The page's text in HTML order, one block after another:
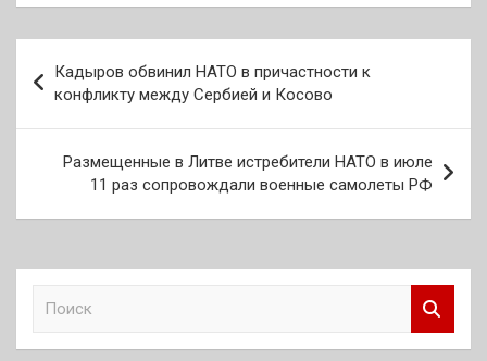
по
записям
Кадыров обвинил НАТО в причастности к
конфликту между Сербией и Косово
Размещенные в Литве истребители НАТО в июле
11 раз сопровождали военные самолеты РФ